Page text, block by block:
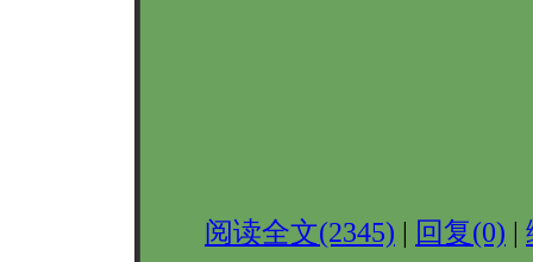
阅读全文(2345) | 回复(0) |